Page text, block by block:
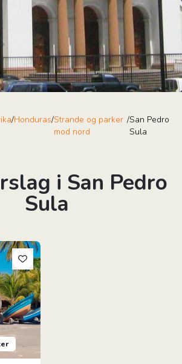
/Honduras/Strande og parker
mod nord
/San Pedro
Sula
i San Pedro
Sula
& Nicaragua Rundrejse